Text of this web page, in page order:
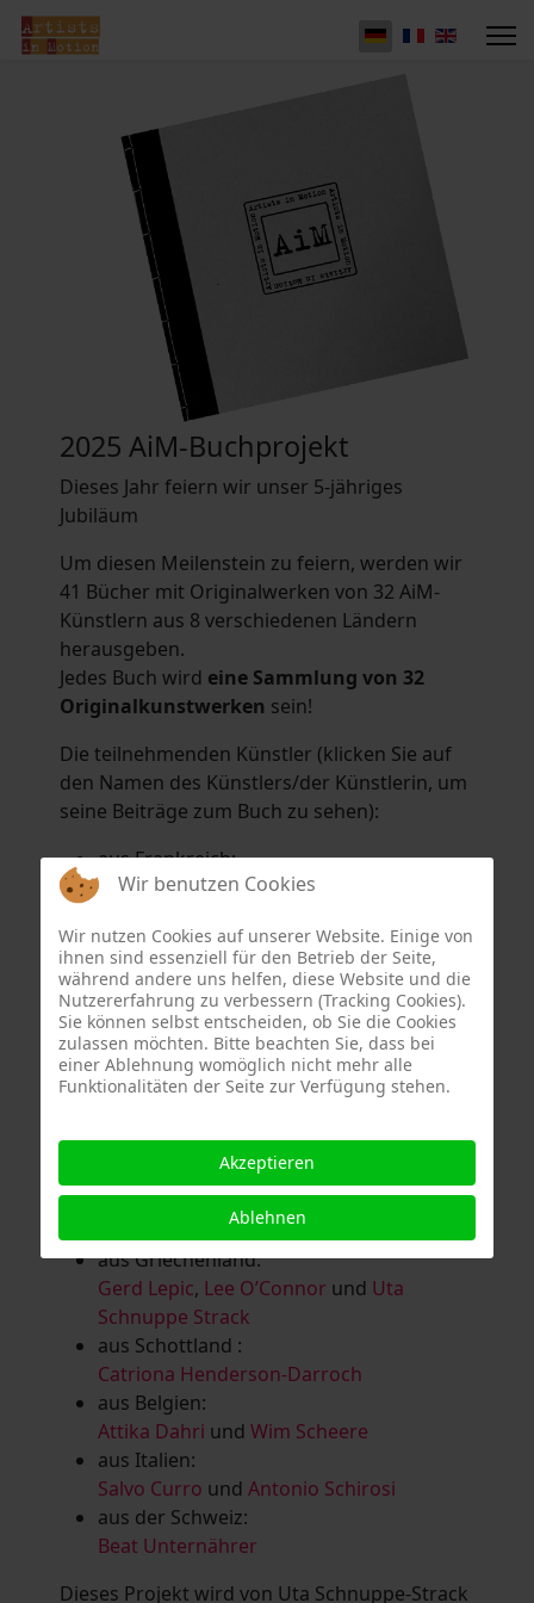
2025 AiM-Buchprojekt
Dieses Jahr feiern wir unser 5-jähriges
Jubiläum
Um diesen Meilenstein zu feiern, werden wir
41 Bücher mit Originalwerken von 32 AiM-
Künstlern aus 8 verschiedenen Ländern
herausgeben.
Jedes Buch wird eine Sammlung von 32
Originalkunstwerken sein!
Die teilnehmenden Künstler (klicken Sie auf
den Namen des Künstlers/der Künstlerin, um
seine Beiträge zum Buch zu sehen):
aus Frankreich:
Hélène Argo,Didier Bonnot
Eric Schaftlein.
aus den Niederlanden:
Dorrety Brookhuis,Natalia Dik,Elise
EekhoutundHenny Schaapman
aus Deutschland:
Salomé Herbst,Andrea Jungnitsch,
Lanzl,Heidrun MalComes,Christa Mayer-
Guntram Prochaska
Schaub,Vera Schaub,Birgit Schweimler &
Serge DevadderundRolf Thärichen
aus Griechenland:
Gerd Lepic, Lee O’Connor und Uta
Schnuppe Strack
aus Schottland :
Catriona Henderson-Darroch
aus Belgien:
Attika Dahri und Wim Scheere
aus Italien:
Salvo Curro und Antonio Schirosi
aus der Schweiz:
Beat Unternährer
Dieses Projekt wird von Uta Schnuppe-Strack
Wir benutzen Cookies
Wir nutzen Cookies auf unserer Website. Einige von
ihnen sind essenziell für den Betrieb der Seite,
während andere uns helfen, diese Website und die
Nutzererfahrung zu verbessern (Tracking Cookies).
Sie können selbst entscheiden, ob Sie die Cookies
zulassen möchten. Bitte beachten Sie, dass bei
einer Ablehnung womöglich nicht mehr alle
Funktionalitäten der Seite zur Verfügung stehen.
Akzeptieren
Ablehnen